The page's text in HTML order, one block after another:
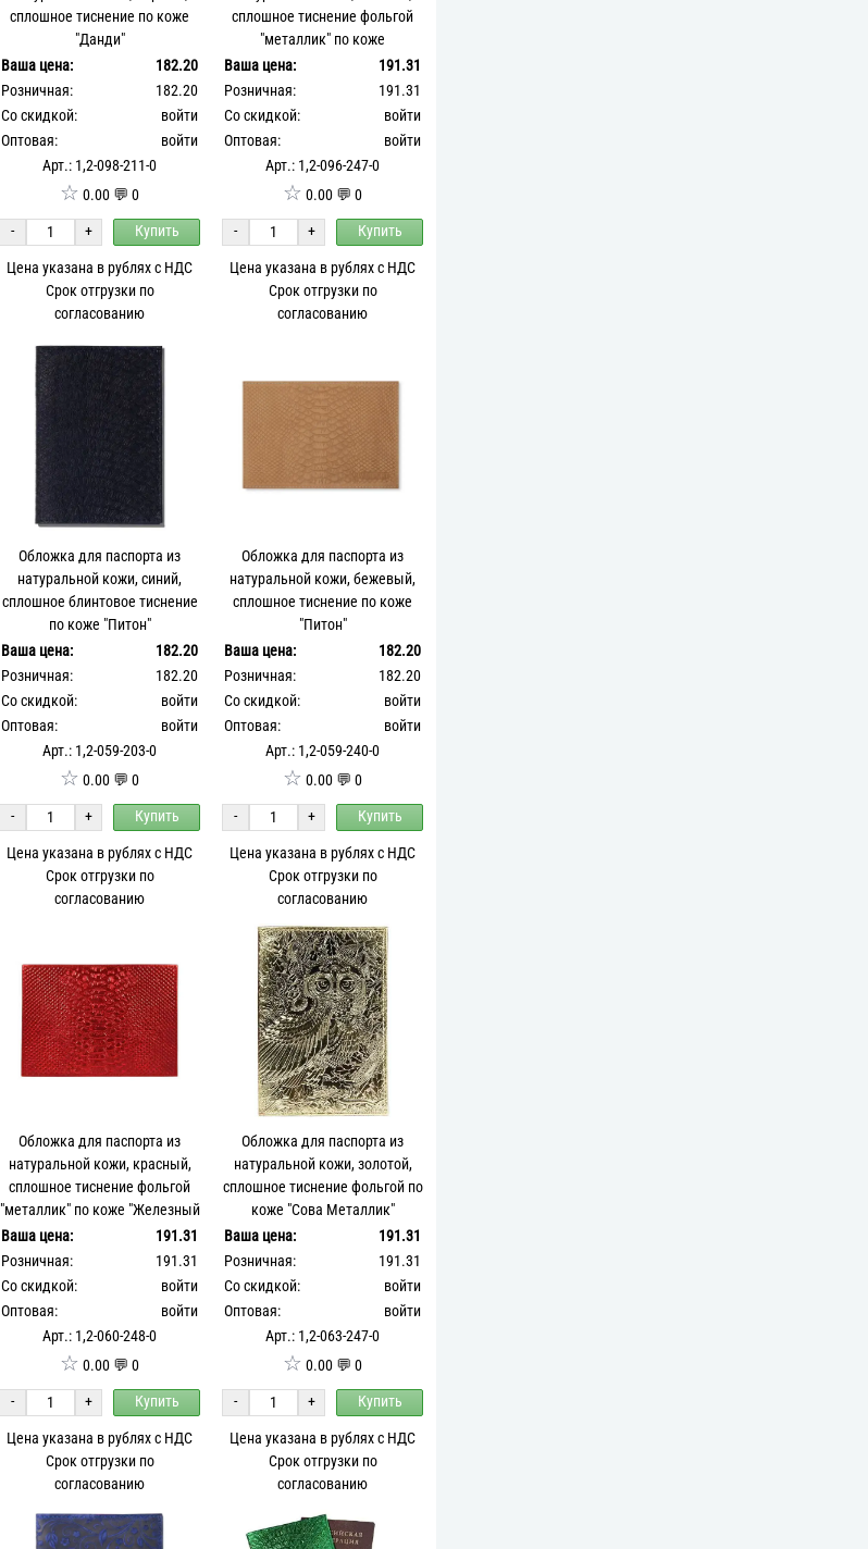
сплошное тиснение по коже
"Данди"
Ваша цена:
182.20
Розничная:
182.20
Со скидкой:
войти
Оптовая:
войти
Арт.: 1,2-098-211-0
☆ 0.00 💬 0
-
+
Купить
Цена указана в рублях с НДС
Срок отгрузки по
согласованию
сплошное тиснение фольгой
"металлик" по коже
"Индийский орнамент"
Ваша цена:
191.31
Розничная:
191.31
Со скидкой:
войти
Оптовая:
войти
Арт.: 1,2-096-247-0
☆ 0.00 💬 0
-
+
Купить
Цена указана в рублях с НДС
Срок отгрузки по
согласованию
Обложка для паспорта из
натуральной кожи, синий,
сплошное блинтовое тиснение
по коже "Питон"
Ваша цена:
182.20
Розничная:
182.20
Со скидкой:
войти
Оптовая:
войти
Арт.: 1,2-059-203-0
☆ 0.00 💬 0
-
+
Купить
Цена указана в рублях с НДС
Срок отгрузки по
согласованию
Обложка для паспорта из
натуральной кожи, бежевый,
сплошное тиснение по коже
"Питон"
Ваша цена:
182.20
Розничная:
182.20
Со скидкой:
войти
Оптовая:
войти
Арт.: 1,2-059-240-0
☆ 0.00 💬 0
-
+
Купить
Цена указана в рублях с НДС
Срок отгрузки по
согласованию
Обложка для паспорта из
натуральной кожи, красный,
сплошное тиснение фольгой
"металлик" по коже "Железный
Ваша цена:
191.31
Розничная:
191.31
Со скидкой:
войти
Оптовая:
войти
Арт.: 1,2-060-248-0
☆ 0.00 💬 0
-
+
Купить
Цена указана в рублях с НДС
Срок отгрузки по
согласованию
Обложка для паспорта из
натуральной кожи, золотой,
сплошное тиснение фольгой по
коже "Сова Металлик"
Ваша цена:
191.31
Розничная:
191.31
Со скидкой:
войти
Оптовая:
войти
Арт.: 1,2-063-247-0
☆ 0.00 💬 0
-
+
Купить
Цена указана в рублях с НДС
Срок отгрузки по
согласованию